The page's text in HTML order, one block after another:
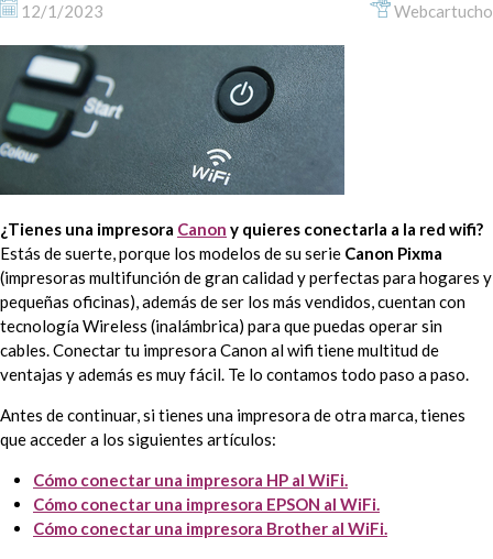
12/1/2023 Webcartucho
¿Tienes una impresora Canon y quieres conectarla a la red wifi?
Estás de suerte, porque los modelos de su serie Canon Pixma
(impresoras multifunción de gran calidad y perfectas para hogares y
pequeñas oficinas), además de ser los más vendidos, cuentan con
tecnología Wireless (inalámbrica) para que puedas operar sin
cables. Conectar tu impresora Canon al wifi tiene multitud de
ventajas y además es muy fácil. Te lo contamos todo paso a paso.
Antes de continuar, si tienes una impresora de otra marca, tienes
que acceder a los siguientes artículos:
Cómo conectar una impresora HP al WiFi.
Cómo conectar una impresora EPSON al WiFi.
Cómo conectar una impresora Brother al WiFi.